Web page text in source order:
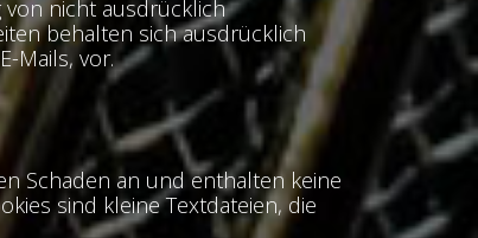
nicht ausdrücklich
behalten sich ausdrücklich
Mails, vor.
Schaden an und enthalten keine
sind kleine Textdateien, die